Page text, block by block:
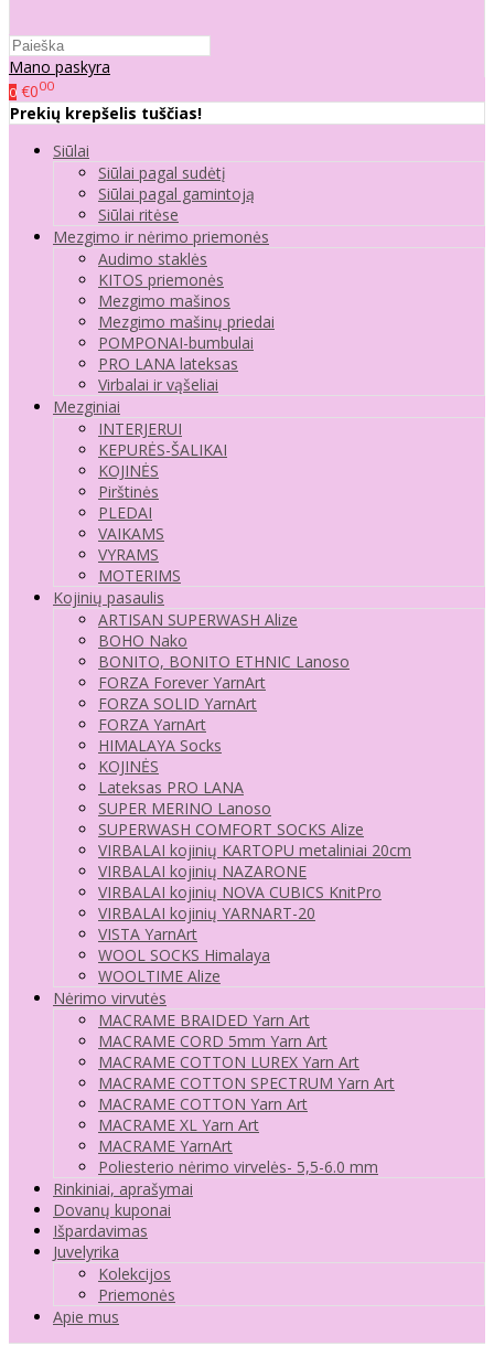
Mano paskyra
0 €000
Prekių krepšelis tuščias!
Siūlai
Siūlai pagal sudėtį
Siūlai pagal gamintoją
Siūlai ritėse
Mezgimo ir nėrimo priemonės
Audimo staklės
KITOS priemonės
Mezgimo mašinos
Mezgimo mašinų priedai
POMPONAI-bumbulai
PRO LANA lateksas
Virbalai ir vąšeliai
Mezginiai
INTERJERUI
KEPURĖS-ŠALIKAI
KOJINĖS
Pirštinės
PLEDAI
VAIKAMS
VYRAMS
MOTERIMS
Kojinių pasaulis
ARTISAN SUPERWASH Alize
BOHO Nako
BONITO, BONITO ETHNIC Lanoso
FORZA Forever YarnArt
FORZA SOLID YarnArt
FORZA YarnArt
HIMALAYA Socks
KOJINĖS
Lateksas PRO LANA
SUPER MERINO Lanoso
SUPERWASH COMFORT SOCKS Alize
VIRBALAI kojinių KARTOPU metaliniai 20cm
VIRBALAI kojinių NAZARONE
VIRBALAI kojinių NOVA CUBICS KnitPro
VIRBALAI kojinių YARNART-20
VISTA YarnArt
WOOL SOCKS Himalaya
WOOLTIME Alize
Nėrimo virvutės
MACRAME BRAIDED Yarn Art
MACRAME CORD 5mm Yarn Art
MACRAME COTTON LUREX Yarn Art
MACRAME COTTON SPECTRUM Yarn Art
MACRAME COTTON Yarn Art
MACRAME XL Yarn Art
MACRAME YarnArt
Poliesterio nėrimo virvelės- 5,5-6.0 mm
Rinkiniai, aprašymai
Dovanų kuponai
Išpardavimas
Juvelyrika
Kolekcijos
Priemonės
Apie mus